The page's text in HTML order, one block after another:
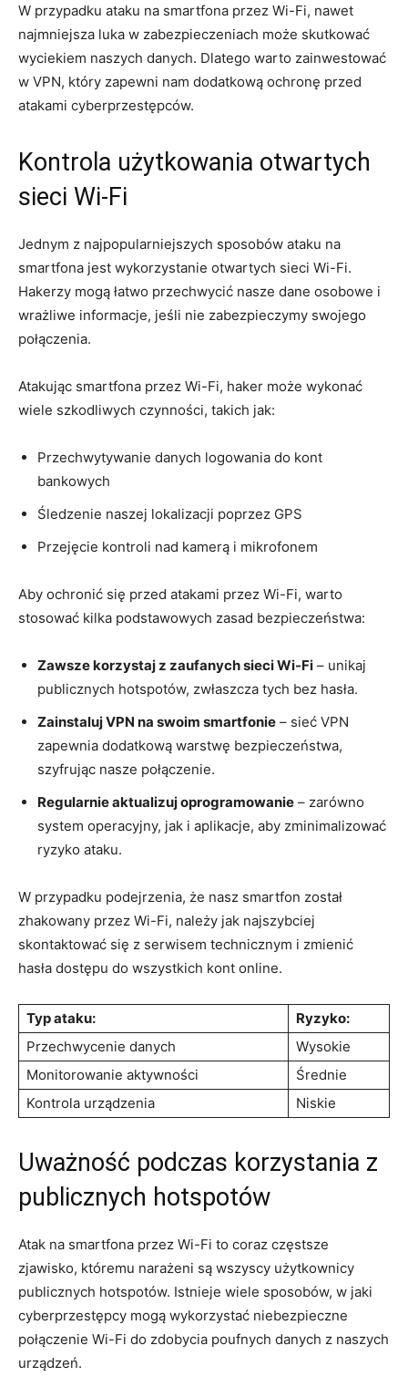
W przypadku ataku na smartfona przez Wi-Fi, nawet
najmniejsza luka w zabezpieczeniach może skutkować
wyciekiem naszych danych. Dlatego warto zainwestować
w VPN, który zapewni nam dodatkową ochronę przed
atakami cyberprzestępców.
Kontrola użytkowania otwartych
sieci Wi-Fi
Jednym z najpopularniejszych sposobów ataku na
smartfona jest wykorzystanie otwartych sieci Wi-Fi.
Hakerzy mogą łatwo przechwycić nasze dane osobowe i
wrażliwe informacje, jeśli nie zabezpieczymy swojego
połączenia.
Atakując smartfona przez Wi-Fi, haker może wykonać
wiele szkodliwych czynności, takich jak:
Przechwytywanie danych logowania do kont
bankowych
Śledzenie naszej lokalizacji poprzez GPS
Przejęcie kontroli nad kamerą i mikrofonem
Aby ochronić się przed atakami przez Wi-Fi, warto
stosować kilka podstawowych zasad bezpieczeństwa:
Zawsze korzystaj z zaufanych sieci Wi-Fi – unikaj
publicznych hotspotów, zwłaszcza tych bez hasła.
Zainstaluj VPN na swoim smartfonie – sieć VPN
zapewnia dodatkową warstwę bezpieczeństwa,
szyfrując nasze połączenie.
Regularnie aktualizuj oprogramowanie – zarówno
system operacyjny, jak i aplikacje, aby zminimalizować
ryzyko ataku.
W przypadku podejrzenia, że nasz smartfon został
zhakowany przez Wi-Fi, należy jak najszybciej
skontaktować się z serwisem technicznym i zmienić
hasła dostępu do wszystkich kont online.
Typ ataku:
Ryzyko:
Przechwycenie danych
Wysokie
Monitorowanie aktywności
Średnie
Kontrola urządzenia
Niskie
Uważność podczas korzystania z
publicznych hotspotów
Atak na smartfona przez Wi-Fi to coraz częstsze
zjawisko, któremu narażeni są wszyscy użytkownicy
publicznych hotspotów. Istnieje wiele sposobów, w jaki
cyberprzestępcy mogą wykorzystać niebezpieczne
połączenie Wi-Fi do zdobycia poufnych danych z naszych
urządzeń.